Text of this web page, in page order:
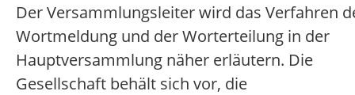
Der Versammlungsleiter wird das Verfahren
Wortmeldung und der Worterteilung in der
Hauptversammlung näher erläutern. Die
Gesellschaft behält sich vor, die